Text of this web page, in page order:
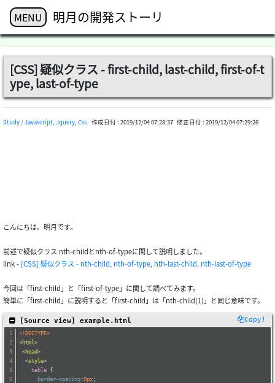
MENU 明月の開発ストーリ
[CSS] 疑似クラス - first-child, last-child, first-of-t
ype, last-of-type
Study / Javascript, Jquery, Css 作成日付 : 2019/12/04 07:28:37 修正日付 : 2019/12/04 07:29:26
こんにちは。明月です。
前述で疑似クラス nth-childとnth-of-typeに関して説明しました。
link - [CSS] 疑似クラス - nth-child, nth-of-type, nth-last-child, nth-last-of-type
今回は「first-child」と「first-of-type」に関して調べてみます。
簡単に「first-child」に説明すると「first-child」は「nth-child(1)」と同じ意味です。
Copy!
[Source view] example.html
<!DOCTYPE>
< html>
< head>
<style>
table {
border-spacing :0px ;